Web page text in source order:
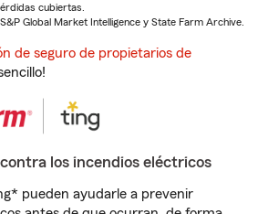
cubiertas.
Global Market Intelligence y State Farm Archive.
de seguro de propietarios de
los incendios eléctricos
pueden ayudarle a prevenir